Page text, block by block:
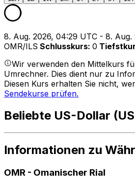
8. Aug. 2026, 04:29 UTC - 8.
OMR/ILS Schlusskurs: 0
Wir verwenden den Mittelkurs
Umrechner. Dies dient nur zu
Diesen Kurs erhalten Sie nicht,
Sendekurse prüfen.
Beliebte US-Dollar
Informationen zu
OMR - Omanischer Rial